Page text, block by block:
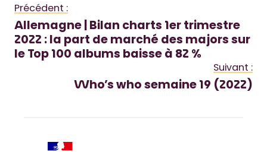
Précédent :
Allemagne | Bilan charts 1er trimestre
2022 : la part de marché des majors sur
le Top 100 albums baisse à 82 %
Suivant :
Who’s who semaine 19 (2022)